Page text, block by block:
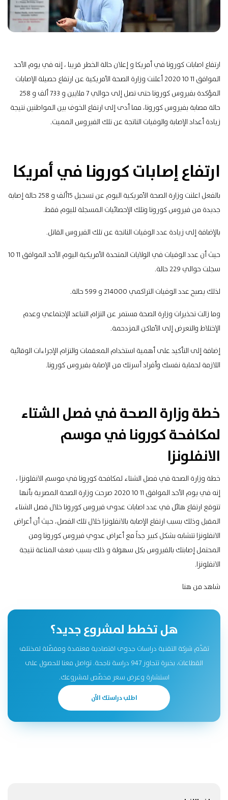
ارتفاع اصابات كورونا في أمريكا و إعلان حالة الخطر قريبا ، إنه في يوم الأحد
الموافق 11 10 2020 أعلنت وزارة الصحة الأمريكية عن ارتفاع حصيلة الإصابات
المؤكدة بفيروس كورونا حتى تصل إلى حوالي 7 ملايين و 733 ألف و 258
حالة مصابة بفيروس كورونا، مما أدى إلى ارتفاع الخوف بين المواطنين نتيجة
زيادة أعداد الإصابة والوفيات الناتجة عن تلك الفيروس المميت.
ارتفاع إصابات كورونا في أمريكا
بالفعل اعلنت وزارة الصحة الأمريكية اليوم عن تسجيل 15ألف و 258 حالة إصابة
جديدة من فيروس كورونا وتلك الإحصائيات المسجلة لليوم فقط.
بالإضافة إلى زيادة عدد الوفيات الناتجة عن تلك الفيروس القاتل.
حيث أن عدد الوفيات في الولايات المتحدة الأمريكية اليوم الأحد الموافق 11 10
سجلت حوالي 229 حالة.
لذلك يصبح عدد الوفيات التراكمي 214000 و 599 حالة.
وما زالت تحذيرات وزارة الصحة مستمر عن التزام التباعد الإجتماعي وعدم
الإختلاط والتعرض إلى الأماكن المزدحمة.
إضافة إلى التأكيد على أهمية استخدام المعقمات والتزام الإجراءات الوقائية
اللازمة لحماية نفسك وأفراد أسرتك من الإصابة بفيروس كورونا.
خطة وزارة الصحة في فصل الشتاء
لمكافحة كورونا في موسم
الانفلونزا
خطة وزارة الصحة في فصل الشتاء لمكافحة كورونا في موسم الانفلونزا ،
إنه في يوم الأحد الموافق 11 10 2020 صرحت وزارة الصحة المصرية بأنها
تتوقع ارتفاع هائل في عدد اصابات عدوى فيروس كورونا خلال فصل الشتاء
المقبل وذلك بسبب ارتفاع الإصابة بالانفلونزا خلال تلك الفصل، حيث أن أعراض
الانفلونزا تتشابه بشكل كبير جداً مع أعراض عدوي فيروس كورونا ومن
المحتمل إصابتك بالفيروس بكل سهولة و ذلك بسبب ضعف المناعة نتيجة
الانفلونزا.
شاهدمن هنا
هل تخطط لمشروع جديد؟
تقدّم شركة التقنية دراسات جدوى اقتصادية معتمدة ومفصّلة لمختلف
القطاعات، بخبرة تتجاوز 947 دراسة ناجحة. تواصل معنا للحصول على
استشارة وعرض سعر مخصّص لمشروعك.
اطلب دراستك الآن